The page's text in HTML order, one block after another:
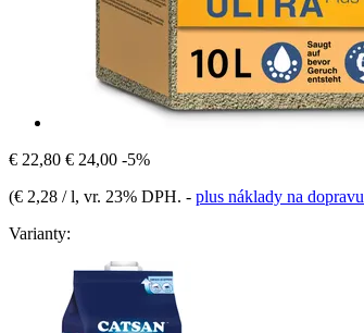
€ 22,80 € 24,00 -5%
(€ 2,28 / l, vr. 23% DPH. - plus náklady na dopravu
Varianty: